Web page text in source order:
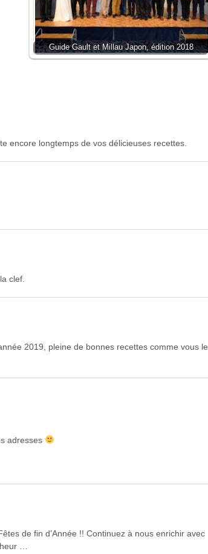
Guide Gault et Millau Japon, édition 2018
encore longtemps de vos délicieuses recettes.
clef.
2019, pleine de bonnes recettes comme vous le
adresses
de fin d’Année !! Continuez à nous enrichir avec
…